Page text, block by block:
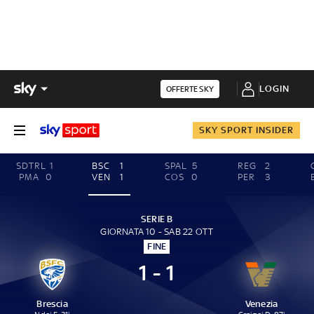
OFFERTE SKY LOGIN
SKY SPORT INSIDER
SDTRL
1
PMA
0
BSC
1
VEN
1
SPAL
5
COS
0
REG
2
PER
3
SERIE B
GIORNATA 10 - SAB 22 OTT
FINE
Brescia
1 - 1
Venezia